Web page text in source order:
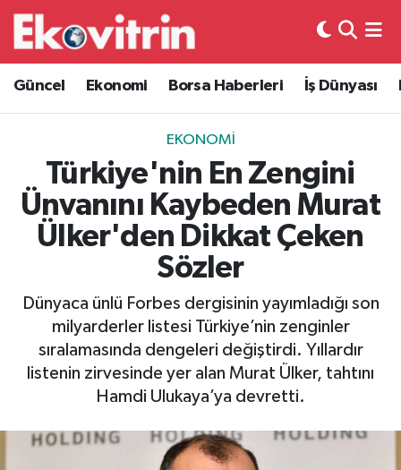
Güncel Ekonomi Borsa Haberleri İş Dünyası
EKONOMI
Türkiye'nin En Zengini
Ünvanını Kaybeden Murat
Ülker'den Dikkat Çeken
Sözler
Dünyaca ünlü Forbes dergisinin yayımladığı son
milyarderler listesi Türkiye’nin zenginler
sıralamasında dengeleri değiştirdi. Yıllardır
listenin zirvesinde yer alan Murat Ülker, tahtını
Hamdi Ulukaya’ya devretti.
Güncel
Ekonomi
Borsa Haberleri
İş Dünyası
Lojistik
Otovitrin
Asayiş
Magazin
Gayrimenkul
Hava Durumu
Trafik Durumu
Süper Lig Puan Durumu ve Fikstür
Tüm Manşetler
Son Dakika Haberleri
Haber Arşivi